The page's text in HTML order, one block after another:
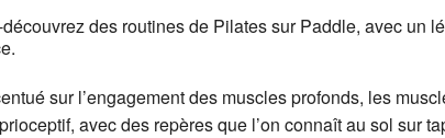
des routines de Pilates sur Paddle, avec un
sur l’engagement des muscles profonds, les
avec des repères que l’on connaît au sol sur